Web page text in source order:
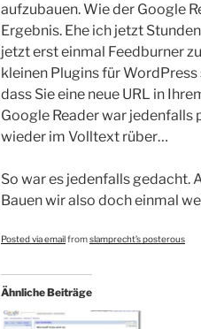
aufzubauen. Wie der Google
Ergebnis. Ehe ich jetzt
jetzt erst einmal Feedburner
kleinen Plugins für
dass Sie eine neue URL in
Google Reader war
wieder im Volltext rüber…
So war es jedenfalls gedacht.
Bauen wir also doch einmal
Posted via emailfromslamprecht’s posterous
Ähnliche Beiträge